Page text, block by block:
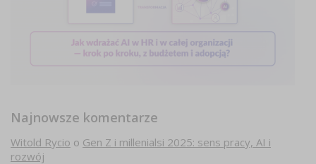
Najnowsze komentarze
Witold Rycio o Gen Z i millenialsi 2025: sens pracy, AI i
rozwój